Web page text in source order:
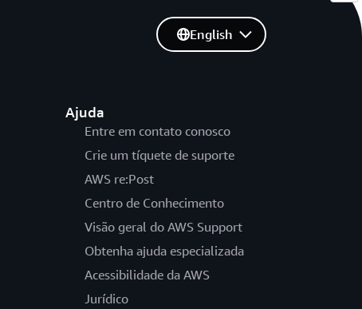
Ajuda
Entre em contato conosco
Crie um tíquete de suporte
AWS re:Post
Centro de Conhecimento
Visão geral do AWS Support
Obtenha ajuda especializada
Acessibilidade da AWS
Jurídico
English